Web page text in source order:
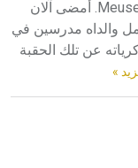
الأولى (22 أيلول) مفقوداً في معركة «موز» Meuse. أمضى آلان
والداه مدرسين في
عن تلك الحقبة
»